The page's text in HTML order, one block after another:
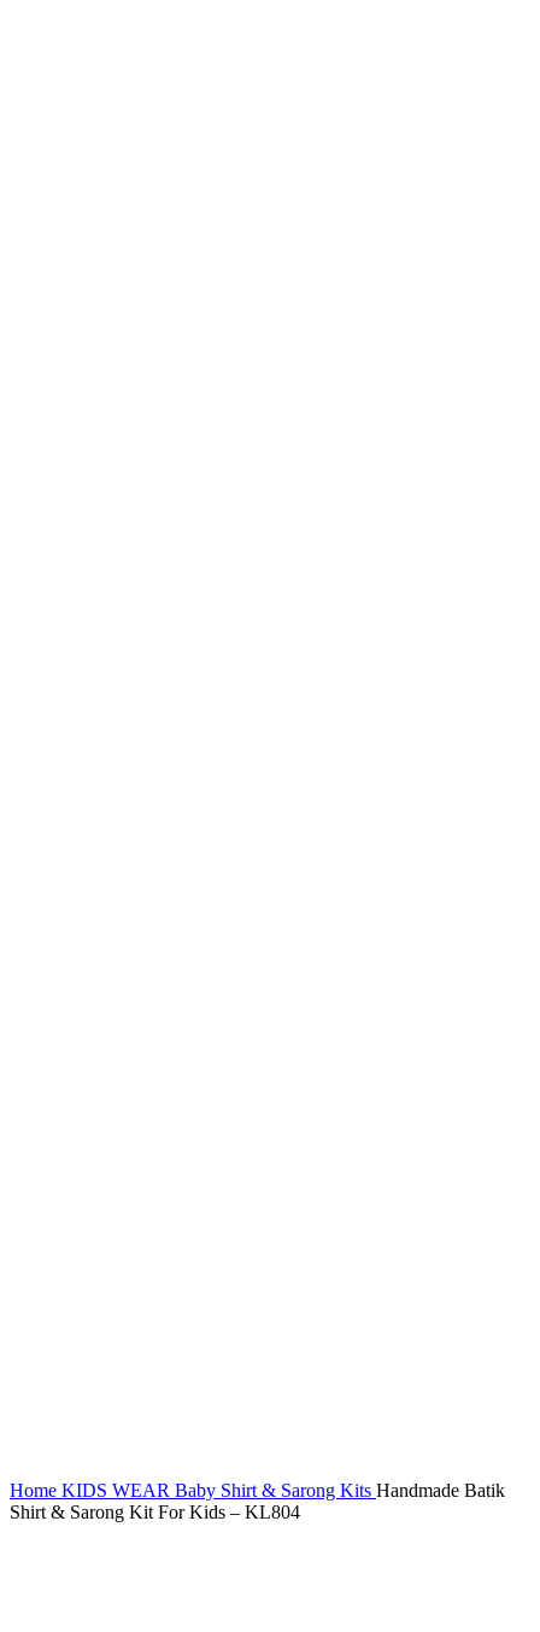
Home KIDS WEAR Baby Shirt & Sarong Kits Handmade Batik
Shirt & Sarong Kit For Kids – KL804